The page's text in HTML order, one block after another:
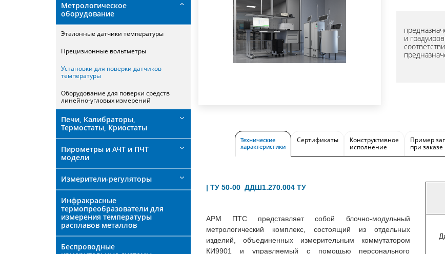
Метрологическое
оборудование
Эталонные датчики температуры
Прецизионные вольтметры
Установки для поверки датчиков
температуры
Оборудование для поверки средств
линейно-угловых измерений
Печи, Калибраторы,
Термостаты, Криостаты
Пирометры и АЧТ и ПЧТ
модели
Измерители-регуляторы
Инфракрасные
термопреобразователи для
измерения температуры
расплавов металлов
Беспроводные
и
Технические
характеристики
Сертификаты
Конструктивное
исполнение
Пример
при заказе
| ТУ 50-00 ДДШ1.270.004 ТУ
АРМ ПТС представляет собой блочно-модульный
метрологический комплекс, состоящий из отдельных
изделий, объединенных измерительным коммутатором
КИ9901 и управляемый с помощью персонального